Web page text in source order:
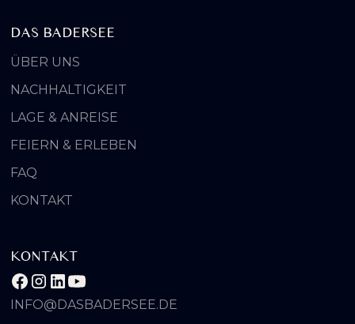
DAS BADERSEE
ÜBER UNS
NACHHALTIGKEIT
LAGE & ANREISE
FEIERN & ERLEBEN
FAQ
KONTAKT
KONTAKT
INFO@DASBADERSEE.DE